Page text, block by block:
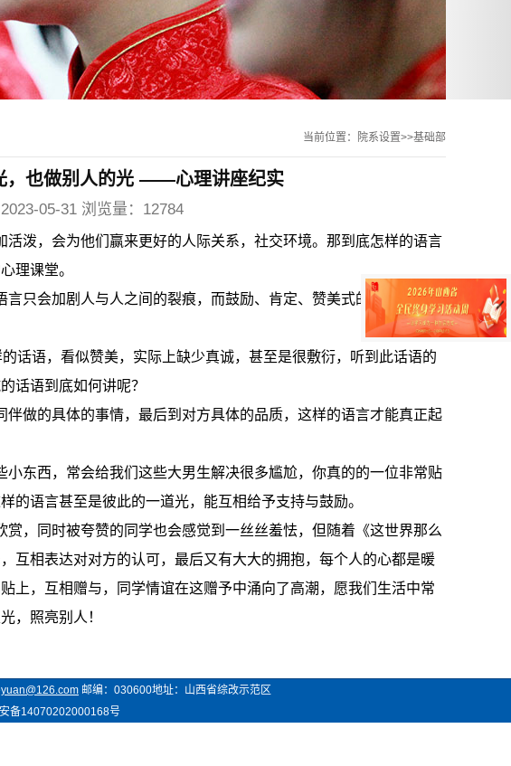
当前位置：院系设置>>基础部
，也做别人的光 ——心理讲座纪实
05-31 浏览量：12784
泼，会为他们赢来更好的人际关系，社交环境。那到底怎样的语言
理课堂。
只会加剧人与人之间的裂痕，而鼓励、肯定、赞美式的语言更能温
的话语，看似赞美，实际上缺少真诚，甚至是很敷衍，听到此话语的
话语到底如何讲呢？
做的具体的事情，最后到对方具体的品质，这样的语言才能真正起
东西，常会给我们这些大男生解决很多尴尬，你真的的一位非常贴
的语言甚至是彼此的一道光，能互相给予支持与鼓励。
，同时被夸赞的同学也会感觉到一丝丝羞怯，但随着《这世界那么
互相表达对对方的认可，最后又有大大的拥抱，每个人的心都是暖
上，互相赠与，同学情谊在这赠予中涌向了高潮，愿我们生活中常
，照亮别人！
邮编： 030600地址：山西省综改示范区
备14070202000168号